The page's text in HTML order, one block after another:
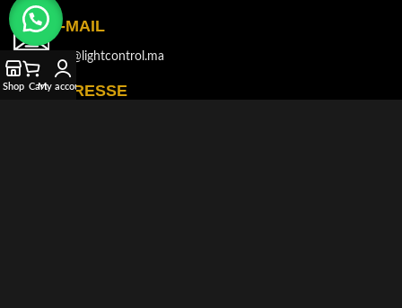
E-MAIL
info@lightcontrol.ma
ADRESSE
Shop CartMy account